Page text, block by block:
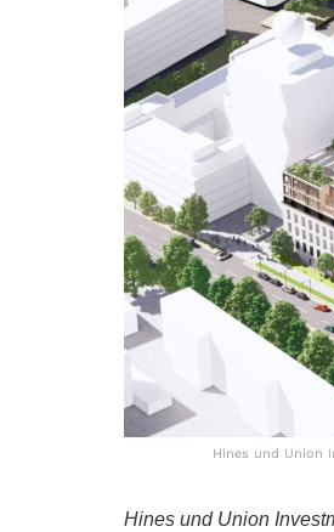
Hines und Union
Hines und Union